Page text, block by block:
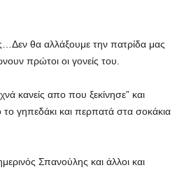
θα αλλάξουμε την πατρίδα μας
πρώτοι οι γονείς του.
κανείς απο που ξεκίνησε” και
το γηπεδάκι και περπατά στα σοκάκια
Σπανούλης και άλλοι και